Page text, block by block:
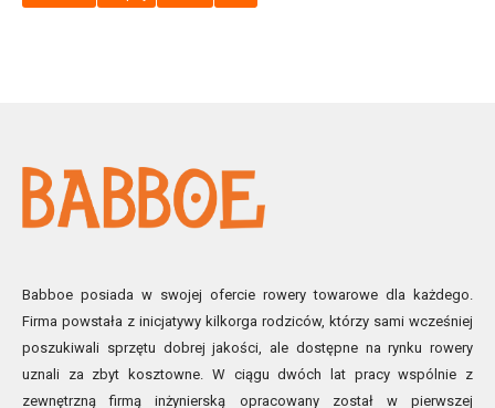
Babboe posiada w swojej ofercie rowery towarowe dla każdego.
Firma powstała z inicjatywy kilkorga rodziców, którzy sami wcześniej
poszukiwali sprzętu dobrej jakości, ale dostępne na rynku rowery
uznali za zbyt kosztowne. W ciągu dwóch lat pracy wspólnie z
zewnętrzną firmą inżynierską opracowany został w pierwszej